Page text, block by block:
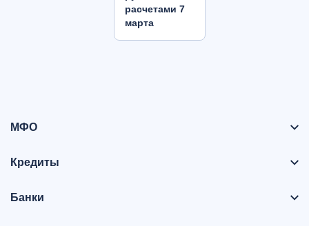
расчетами 7
марта
МФО
Кредиты
Банки